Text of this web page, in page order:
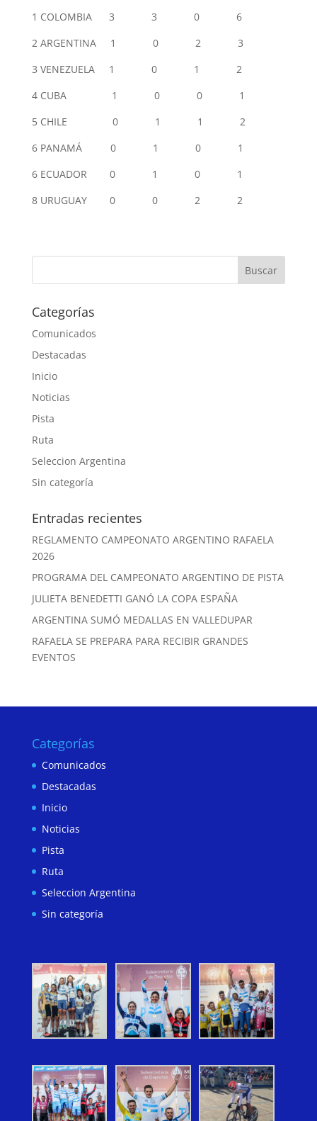
1 COLOMBIA 3 3 0 6
2 ARGENTINA 1 0 2 3
3 VENEZUELA 1 0 1 2
4 CUBA 1 0 0 1
5 CHILE 0 1 1 2
6 PANAMÁ 0 1 0 1
6 ECUADOR 0 1 0 1
8 URUGUAY 0 0 2 2
Categorías
Comunicados
Destacadas
Inicio
Noticias
Pista
Ruta
Seleccion Argentina
Sin categoría
Entradas recientes
REGLAMENTO CAMPEONATO ARGENTINO RAFAELA
2026
PROGRAMA DEL CAMPEONATO ARGENTINO DE PISTA
JULIETA BENEDETTI GANÓ LA COPA ESPAÑA
ARGENTINA SUMÓ MEDALLAS EN VALLEDUPAR
RAFAELA SE PREPARA PARA RECIBIR GRANDES
EVENTOS
Categorías
Comunicados
Destacadas
Inicio
Noticias
Pista
Ruta
Seleccion Argentina
Sin categoría